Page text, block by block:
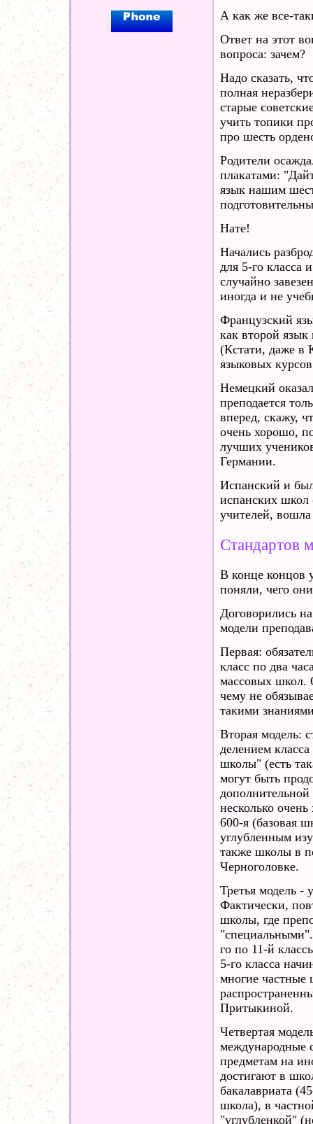
А как же все-
Ответ на этот
вопроса: зачем?
Надо сказать,
полная
старые
учить топики
про шесть
Родители
плакатами:
язык нашим
Нате!
Начались
для 5-го класса
случайно
иногда и не
Французский
как второй
(Кстати, даже в
языковых
Немецкий
преподается
вперед, скажу,
очень хорошо,
лучших
Германии.
Испанский и
испанских
учителей,
Стандартов
В конце концов
поняли, чего
Договорились
модели
Первая:
класс по два
массовых школ.
чему не
такими
Вторая модель:
делением
школы" (есть
могут быть
несколько
600-я (базовая
углубленным
также школы в
Черноголовке.
Третья модель -
Фактически,
школы, где
го по 11-й
5-го класса
многие частные
Притыкиной.
Четвертая
международные
предметам на
достигают в
бакалавриата
школа), в
"углубленкой"